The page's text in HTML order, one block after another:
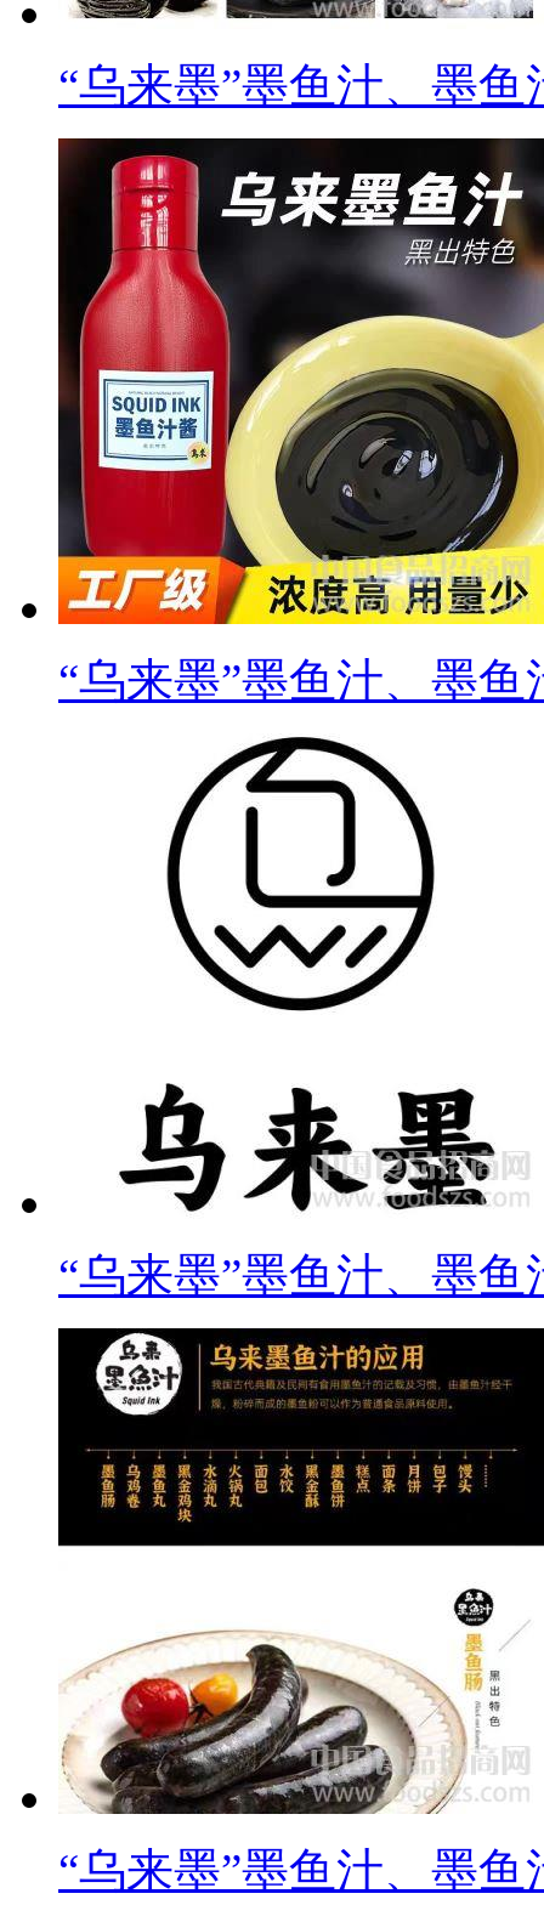
“乌来墨”墨鱼汁、墨鱼
“乌来墨”墨鱼汁、墨鱼
“乌来墨”墨鱼汁、墨鱼
“乌来墨”墨鱼汁、墨鱼